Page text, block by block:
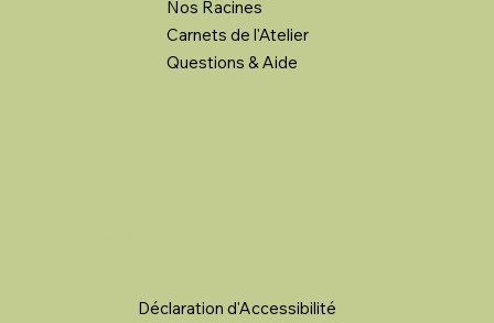
Déclaration d'Accessibilité
Nos Racines
Carnets de l'Atelier
Questions & Aide